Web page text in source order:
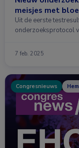
meisjes met
Uit de eerste
onderzoeksprotocol
7 feb. 2025
Congresnieuws